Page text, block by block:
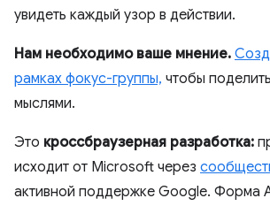
увидеть каждый узор в действии.
Нам необходимо ваше мнение.
рамках фокус-группы, чтобы
мыслями.
Это кроссбраузерная разработка:
исходит от Microsoft через
активной поддержке Google. Форма